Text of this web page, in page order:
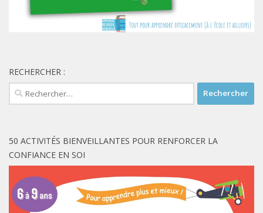
RECHERCHER :
Rechercher :
50 ACTIVITÉS BIENVEILLANTES POUR RENFORCER LA
CONFIANCE EN SOI